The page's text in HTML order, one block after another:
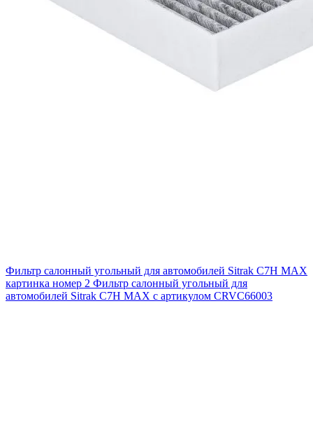
Фильтр салонный угольный для автомобилей Sitrak C7H MAX
картинка номер 2 Фильтр салонный угольный для
автомобилей Sitrak C7H MAX с артикулом CRVC66003